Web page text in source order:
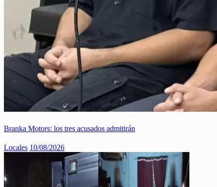
Branka Motors: los tres acusados admitirán
Locales 10/08/2026